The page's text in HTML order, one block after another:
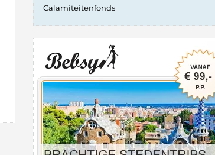
Calamiteitenfonds